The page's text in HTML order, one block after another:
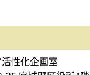
性化企画室